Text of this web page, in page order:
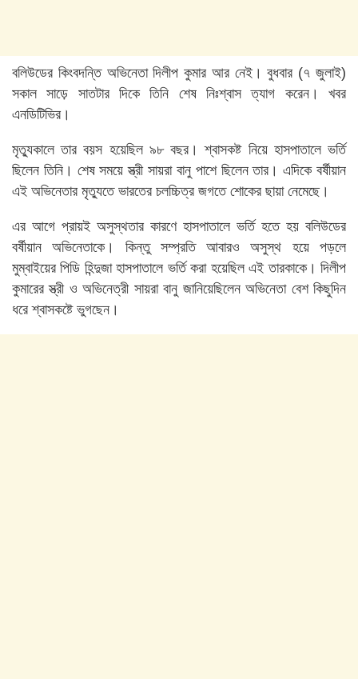
বলিউডের কিংবদন্তি অভিনেতা দিলীপ কুমার আর নেই। বুধবার (৭ জুলাই)
সকাল সাড়ে সাতটার দিকে তিনি শেষ নিঃশ্বাস ত্যাগ করেন। খবর
এনডিটিভির।
মৃত্যুকালে তার বয়স হয়েছিল ৯৮ বছর। শ্বাসকষ্ট নিয়ে হাসপাতালে ভর্তি
ছিলেন তিনি। শেষ সময়ে স্ত্রী সায়রা বানু পাশে ছিলেন তার। এদিকে বর্ষীয়ান
এই অভিনেতার মৃত্যুতে ভারতের চলচ্চিত্র জগতে শোকের ছায়া নেমেছে।
এর আগে প্রায়ই অসুস্থতার কারণে হাসপাতালে ভর্তি হতে হয় বলিউডের
বর্ষীয়ান অভিনেতাকে। কিন্তু সম্প্রতি আবারও অসুস্থ হয়ে পড়লে
মুম্বাইয়ের পিডি হিন্দুজা হাসপাতালে ভর্তি করা হয়েছিল এই তারকাকে। দিলীপ
কুমারের স্ত্রী ও অভিনেত্রী সায়রা বানু জানিয়েছিলেন অভিনেতা বেশ কিছুদিন
ধরে শ্বাসকষ্টে ভুগছেন।